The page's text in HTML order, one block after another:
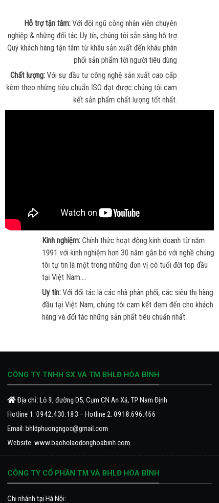
Hỗ trợ tận tâm: Với đội ngũ công nhân viên chuyên
nghiệp & những đối tác Uy tín, chúng tôi sẵn sàng hỗ trợ
Quý khách hàng tận tâm từ khâu sản xuất đến khâu phân
phối sản phẩm tới người tiêu dùng
Chất lượng: Với sự đầu tư công nghệ sản xuất cao cấp
kèm theo những tiêu chuẩn ISO đạt được chúng tôi cam
kết sản phẩm chất lượng tốt nhất.
Kinh nghiệm: Chính thức hoạt động kinh doanh từ năm
1991 với kinh nghiệm hơn 30 năm gắn bó với nghề chúng
tôi tự tin là một trong những đơn vị có tuổi đời top đầu
tại Việt Nam....
Uy tín: Với đối tác là các nhà phân phối, các siêu thị hàng
đầu tại Việt Nam, chúng tôi cam kết đem đến cho khách
hàng và đối tác những sản phất tiêu chuẩn nhất
CÔNG TY TNHH SX VÀ TM BHLĐ HÒA BÌNH
Địa chỉ: Lô 9, đường D5, Cụm CN An Xá, TP Nam Định
Hotline 1: 0942.430.183 – Hotline 2: 0918.696.466
Email: bhldphuongngoc@gmail.com
Website: www.baoholaodonghoabinh.com
CÔNG TY CỔ PHẦN TM VÀ BHLĐ HÒA BÌNH
Chi nhánh tại Hà Nội: